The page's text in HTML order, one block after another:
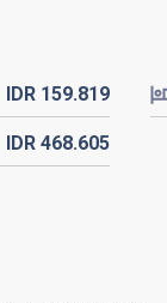
IDR 159.819
IDR 468.605